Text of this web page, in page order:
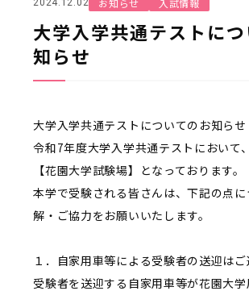
2024.12.02
大学入学共通テストに
知らせ
大学入学共通テストについてのお知らせ
令和7年度大学入学共通テストにおいて
【花園大学試験場】となっております。
本学で受験される皆さんは、下記の点に
解・ご協力をお願いいたします。
１．自家用車等による受験者の送迎は
受験者を送迎する自家用車等が花園大